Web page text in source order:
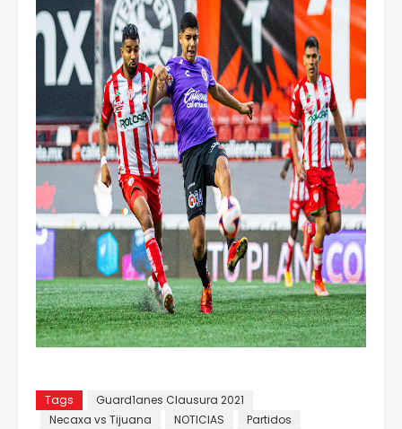
Tags
Guard1anes Clausura 2021
Necaxa vs Tijuana
NOTICIAS Partidos